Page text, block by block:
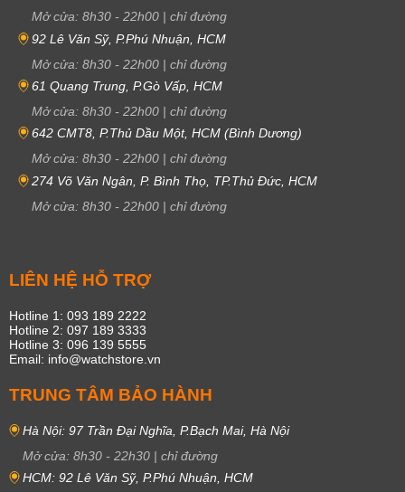
Mở cửa: 8h30 - 22h00 | chỉ đường
92 Lê Văn Sỹ, P.Phú Nhuận, HCM
Mở cửa: 8h30 - 22h00 | chỉ đường
61 Quang Trung, P.Gò Vấp, HCM
Mở cửa: 8h30 - 22h00 | chỉ đường
642 CMT8, P.Thủ Dầu Một, HCM (Bình Dương)
Mở cửa: 8h30 - 22h00 | chỉ đường
274 Võ Văn Ngân, P. Bình Thọ, TP.Thủ Đức, HCM
Mở cửa: 8h30 - 22h00 | chỉ đường
LIÊN HỆ HỖ TRỢ
Hotline 1: 093 189 2222
Hotline 2: 097 189 3333
Hotline 3: 096 139 5555
Email: info@watchstore.vn
TRUNG TÂM BẢO HÀNH
Hà Nội: 97 Trần Đại Nghĩa, P.Bạch Mai, Hà Nội
Mở cửa: 8h30 - 22h30 | chỉ đường
HCM: 92 Lê Văn Sỹ, P.Phú Nhuận, HCM